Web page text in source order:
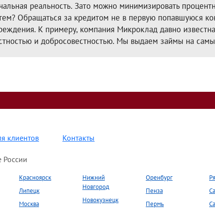
реальность. Зато можно минимизировать
Обращаться за кредитом не в первую попавшуюся
К примеру, компания Микроклад давно
и добросовестностью. Мы выдаем займы на
клиентов Контакты
России
Красноярск
Липецк
Москва
Нижний
Новгород
Новокузнецк
Оренбург
Пенза
Пермь